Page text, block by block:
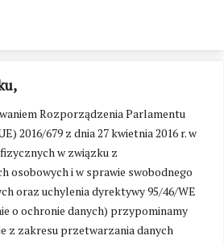
Rozporządzenia Parlamentu
2016/679 z dnia 27 kwietnia 2016 r. w
w związku z
osobowych i w sprawie swobodnego
oraz uchylenia dyrektywy 95/46/WE
o ochronie danych) przypominamy
z zakresu przetwarzania danych